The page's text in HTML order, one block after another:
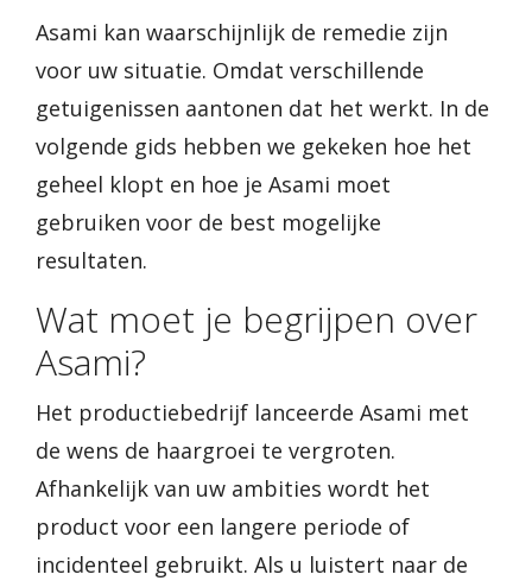
Asami kan waarschijnlijk de remedie zijn
voor uw situatie. Omdat verschillende
getuigenissen aantonen dat het werkt. In de
volgende gids hebben we gekeken hoe het
geheel klopt en hoe je Asami moet
gebruiken voor de best mogelijke
resultaten.
Wat moet je begrijpen over
Asami?
Het productiebedrijf lanceerde Asami met
de wens de haargroei te vergroten.
Afhankelijk van uw ambities wordt het
product voor een langere periode of
incidenteel gebruikt. Als u luistert naar de